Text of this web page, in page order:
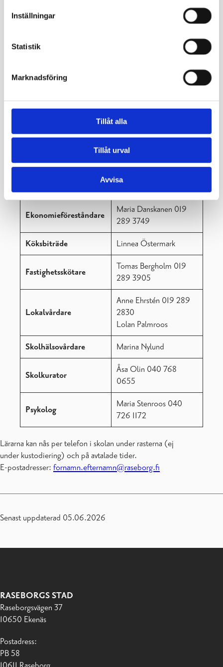
Inställningar
Statistik
Marknadsföring
Tillåt alla
Tillåt urval
Avvisa
Speciallärare
Skolgångshandledare
Sofia Lindqvist
Kanslist
Solveig Lindholm 019
289 3510
Ekonomieföreståndare
Maria Danskanen 019
289 3749
Köksbiträde Linnea Östermark
Fastighetsskötare
Tomas Bergholm 019
289 3905
Lokalvårdare
Anne Ehrstén 019 289
2830
Lolan Palmroos
Skolhälsovårdare Marina Nylund
Skolkurator
Åsa Olin 040 768
0655
Psykolog
Maria Stenroos 040
726 1172
Lärarna kan nås per telefon i skolan under rasterna (ej
under kustodiering) och på avtalade tider.
E-postadresser: fornamn.efternamn@raseborg.fi
Senast uppdaterad 05.06.2026
RASEBORGS STAD
Raseborgsvägen 37
10650 Ekenäs
Postadress:
PB 58